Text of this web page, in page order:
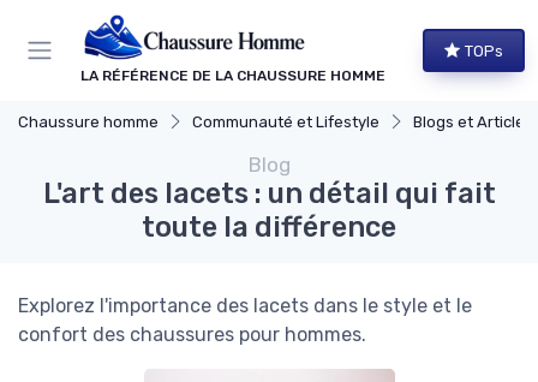
LA RÉFÉRENCE DE LA CHAUSSURE HOMME
TOPs
Chaussure homme Communauté et Lifestyle Blogs et Articles
Blog
L'art des lacets : un détail qui fait
toute la différence
Explorez l'importance des lacets dans le style et le
confort des chaussures pour hommes.
Panneau de gestion des cookies